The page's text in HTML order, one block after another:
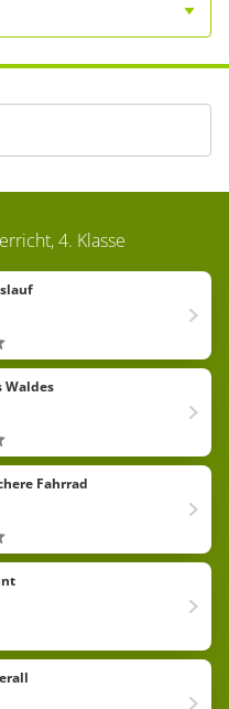
4. Klasse
Waldes
Fahrrad